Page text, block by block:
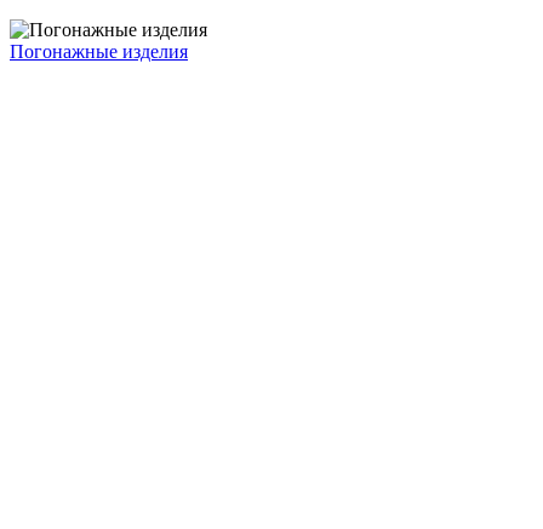
Погонажные изделия